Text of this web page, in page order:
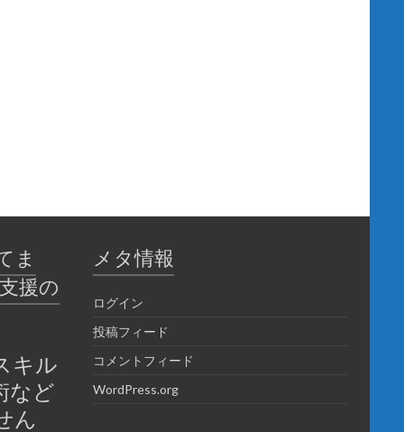
ま
援の
キル
など
ん
メタ情報
ログイン
投稿フィード
コメントフィード
WordPress.org